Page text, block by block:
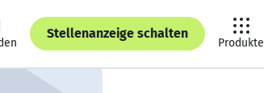
Stellenanzeige schalten
Produkte